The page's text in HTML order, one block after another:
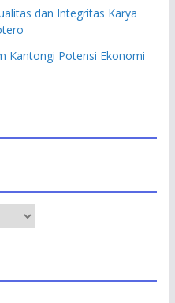
dan Integritas Karya
Kantongi Potensi Ekonomi